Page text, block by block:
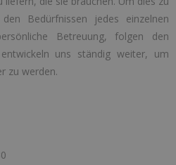
Bedürfnissen jedes einzelnen
Betreuung, folgen den
uns ständig weiter, um
zu werden.